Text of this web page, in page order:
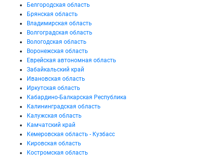
Белгородская область
Брянская область
Владимирская область
Волгоградская область
Вологодская область
Воронежская область
Еврейская автономная область
Забайкальский край
Ивановская область
Иркутская область
Кабардино-Балкарская Республика
Калининградская область
Калужская область
Камчатский край
Кемеровская область - Кузбасс
Кировская область
Костромская область